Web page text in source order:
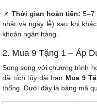
📌Thời gian hoàn tiền: 5–7
nhật và ngày lễ) sau khi
khoản ngân hàng.
2. Mua 9 Tặng 1 – Áp
Song song với chương trình
đãi tích lũy dài hạn Mua 9
thống. Dưới đây là bảng mã